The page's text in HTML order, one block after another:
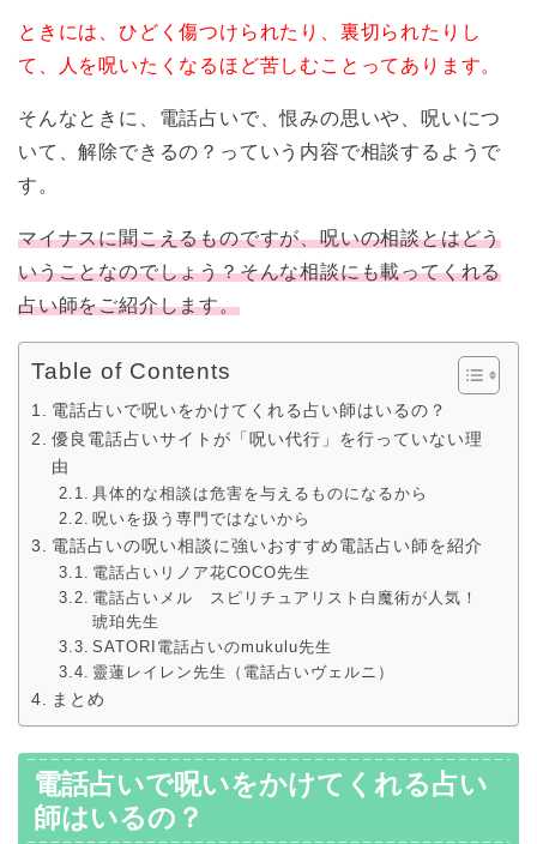
ときには、ひどく傷つけられたり、裏切られたりし
て、人を呪いたくなるほど苦しむことってあります。
そんなときに、電話占いで、恨みの思いや、呪いにつ
いて、解除できるの？っていう内容で相談するようで
す。
マイナスに聞こえるものですが、呪いの相談とはどう
いうことなのでしょう？そんな相談にも載ってくれる
占い師をご紹介します。
Table of Contents
電話占いで呪いをかけてくれる占い師はいるの？
優良電話占いサイトが「呪い代行」を行っていない理
由
具体的な相談は危害を与えるものになるから
呪いを扱う専門ではないから
電話占いの呪い相談に強いおすすめ電話占い師を紹介
電話占いリノア花COCO先生
電話占いメル スピリチュアリスト白魔術が人気！
琥珀先生
SATORI電話占いのmukulu先生
靈蓮レイレン先生（電話占いヴェルニ）
まとめ
電話占いで呪いをかけてくれる占い
師はいるの？